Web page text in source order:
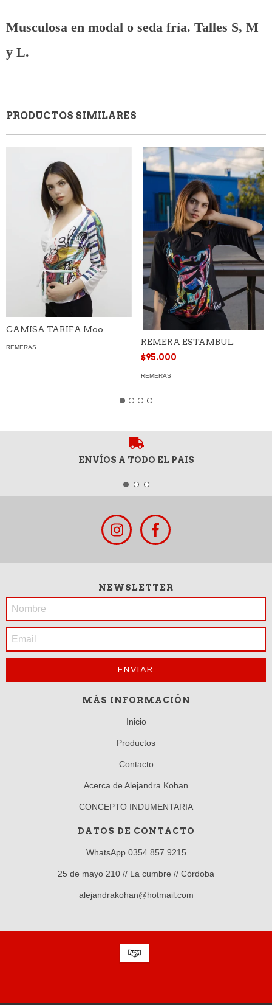
Musculosa en modal o seda fría. Talles S, M
y L.
PRODUCTOS SIMILARES
CAMISA TARIFA Moo
REMERAS
REMERA ESTAMBUL
$95.000
REMERAS
ENVÍOS A TODO EL PAIS
NEWSLETTER
MÁS INFORMACIÓN
Inicio
Productos
Contacto
Acerca de Alejandra Kohan
CONCEPTO INDUMENTARIA
DATOS DE CONTACTO
WhatsApp 0354 857 9215
25 de mayo 210 // La cumbre // Córdoba
alejandrakohan@hotmail.com